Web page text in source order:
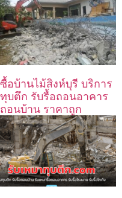
อบ้านไม้สิงห์บุรี บริการ
บตึก รับรื้อถอนอาคาร
อนบ้าน ราคาถูก